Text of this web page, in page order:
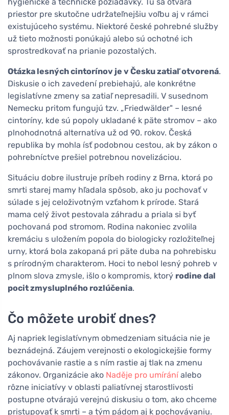
hygienické a technické požiadavky. Tu sa otvára
priestor pre skutočne udržateľnejšiu voľbu aj v rámci
existujúceho systému. Niektoré české pohrebné služby
už tieto možnosti ponúkajú alebo sú ochotné ich
sprostredkovať na prianie pozostalých.
Otázka lesných cintorínov je v Česku zatiaľ otvorená.
Diskusie o ich zavedení prebiehajú, ale konkrétne
legislatívne zmeny sa zatiaľ nepresadili. V susednom
Nemecku pritom fungujú tzv. „Friedwälder" – lesné
cintoríny, kde sú popoly ukladané k päte stromov – ako
plnohodnotná alternatíva už od 90. rokov. Česká
republika by mohla ísť podobnou cestou, ak by zákon o
pohrebníctve prešiel potrebnou novelizáciou.
Situáciu dobre ilustruje príbeh rodiny z Brna, ktorá po
smrti starej mamy hľadala spôsob, ako ju pochovať v
súlade s jej celoživotným vzťahom k prírode. Stará
mama celý život pestovala záhradu a priala si byť
pochovaná pod stromom. Rodina nakoniec zvolila
kremáciu s uložením popola do biologicky rozložiteľnej
urny, ktorá bola zakopaná pri päte duba na pohrebisku
s prírodným charakterom. Hoci to nebol lesný pohreb v
plnom slova zmysle, išlo o kompromis, ktorý rodine dal
pocit zmysluplného rozlúčenia.
Čo môžete urobiť dnes?
Aj napriek legislatívnym obmedzeniam situácia nie je
beznádejná. Záujem verejnosti o ekologickejšie formy
pochovávanie rastie a s ním rastie aj tlak na zmenu
zákonov. Organizácie ako Naděje pro umíráníalebo
rôzne iniciatívy v oblasti paliatívnej starostlivosti
postupne otvárajú verejnú diskusiu o tom, ako chceme
pristupovať k smrti – a tým pádom aj k pochovávaniu.